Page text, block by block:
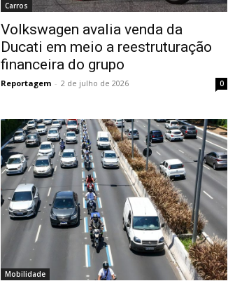
Carros
Volkswagen avalia venda da
Ducati em meio a reestruturação
financeira do grupo
Reportagem - 2 de julho de 2026 0
Mobilidade